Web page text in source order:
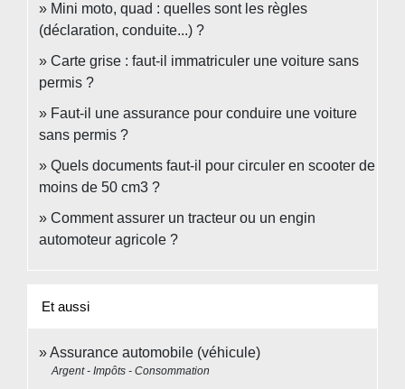
Mini moto, quad : quelles sont les règles
(déclaration, conduite...) ?
Carte grise : faut-il immatriculer une voiture sans
permis ?
Faut-il une assurance pour conduire une voiture
sans permis ?
Quels documents faut-il pour circuler en scooter de
moins de 50 cm3 ?
Comment assurer un tracteur ou un engin
automoteur agricole ?
Et aussi
Assurance automobile (véhicule)
Argent - Impôts - Consommation